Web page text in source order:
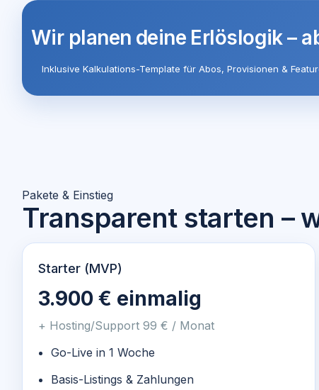
Wir planen deine Erlöslogik –
Inklusive Kalkulations-Template für Abos, Provisionen &
Pakete & Einstieg
Transparent starten –
Starter (MVP)
3.900 € einmalig
+ Hosting/Support 99 € / Monat
Go-Live in 1 Woche
Basis-Listings & Zahlungen